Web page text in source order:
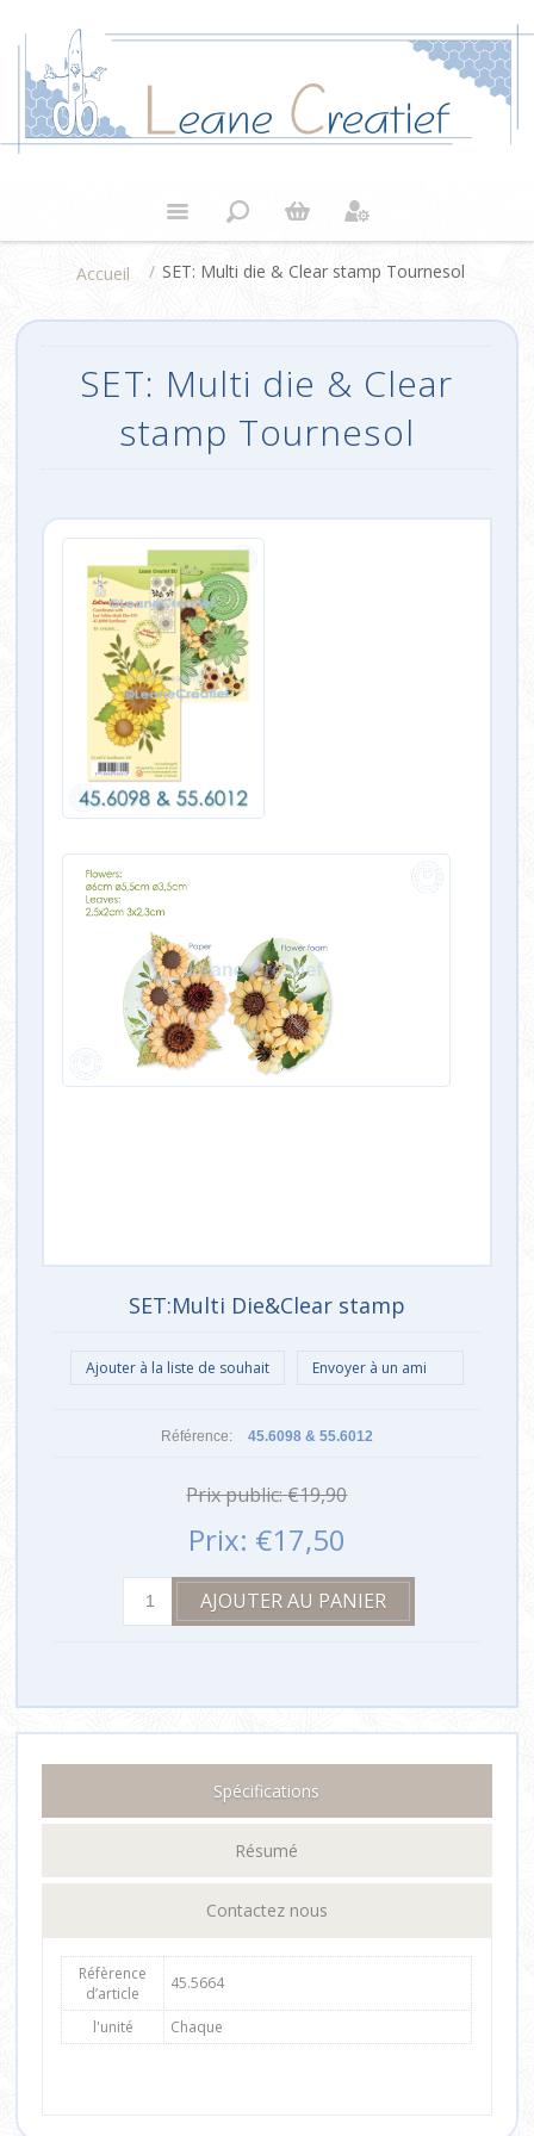
Accueil / SET: Multi die & Clear stamp Tournesol
SET: Multi die & Clear
stamp Tournesol
SET:Multi Die&Clear stamp
Référence: 45.6098 & 55.6012
Prix public:€19,90
Prix: €17,50
Spécifications
Résumé
Contactez nous
Réfèrence
d’article
45.5664
l'unité Chaque